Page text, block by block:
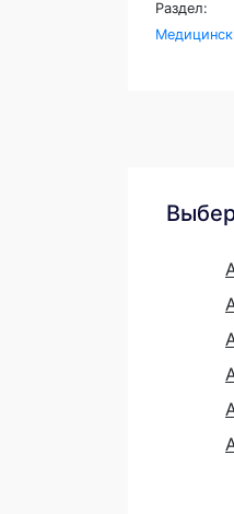
Раздел: